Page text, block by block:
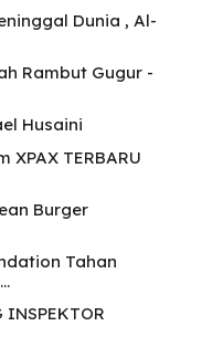
Dunia , Al-
Rambut Gugur -
Husaini
TERBARU
Burger
Tahan
INSPEKTOR